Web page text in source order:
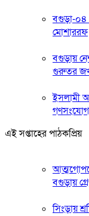
বগুড়া-০৪
মোশাররফ
বগুড়ায়
গুরুতর
ইসলামী
গণসংযোগ
এই সপ্তাহের পাঠকপ্রিয়
বগুড়ায়
সিংড়ায়